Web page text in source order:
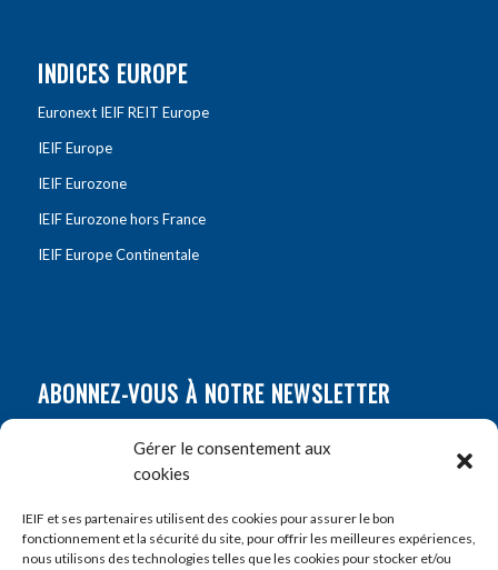
Gérer le consentement aux
cookies
IEIF et ses partenaires utilisent des cookies pour assurer le bon
fonctionnement et la sécurité du site, pour offrir les meilleures expériences,
nous utilisons des technologies telles que les cookies pour stocker et/ou
INDICES EUROPE
Euronext IEIF REIT Europe
IEIF Europe
IEIF Eurozone
IEIF Eurozone hors France
IEIF Europe Continentale
ABONNEZ-VOUS À NOTRE NEWSLETTER
Prénom*